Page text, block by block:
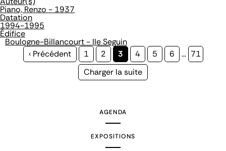
Piano, Renzo - 1937
Datation
1994-1995
Édifice
Boulogne-Billancourt - Ile Seguin
Page
‹ Précédent Page
1 Page
2
Page
courante
3 Page
4 Page
5 Page
6 … Page
71
Page
Charger la suite
AGENDA
EXPOSITIONS